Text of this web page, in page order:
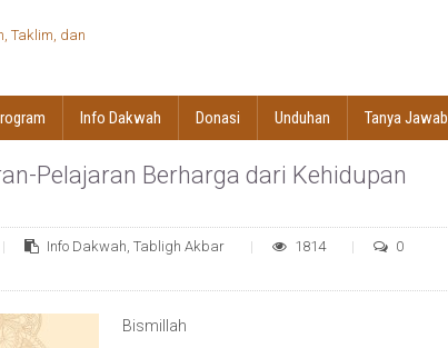
Info Dakwah Donasi Unduhan Tanya Jawab
Pelajaran Berharga dari Kehidupan
Info Dakwah, Tabligh Akbar 1814
0
Bismillah